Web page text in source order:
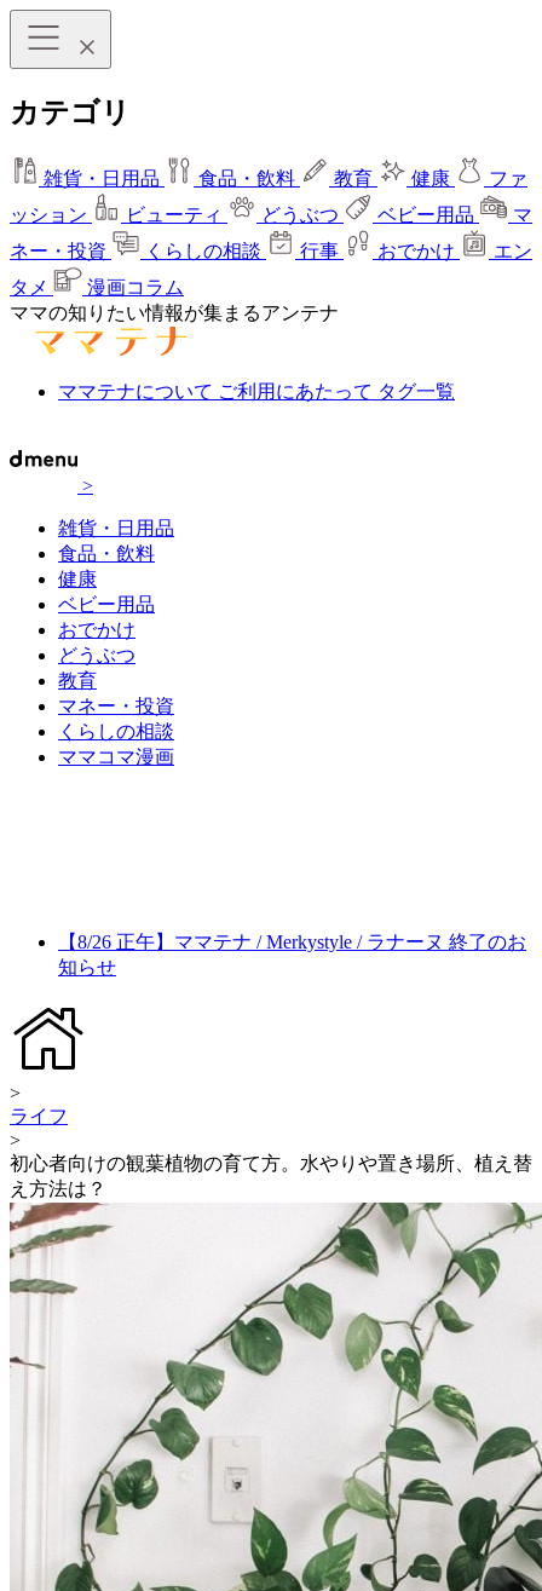
カテゴリ
雑貨・日用品 食品・飲料 教育 健康
ファ
ッション
ビューティ どうぶつ ベビー用品
マ
ネー・投資
くらしの相談 行事 おでかけ
エン
タメ
漫画コラム
ママの知りたい情報が集まるアンテナ
ママテナについて ご利用にあたって タグ一覧
>
雑貨・日用品
食品・飲料
健康
ベビー用品
おでかけ
どうぶつ
教育
マネー・投資
くらしの相談
ママコマ漫画
【8/26 正午】ママテナ / Merkystyle / ラナーヌ 終了のお
知らせ
>
ライフ
>
初心者向けの観葉植物の育て方。水やりや置き場所、植え替
え方法は？